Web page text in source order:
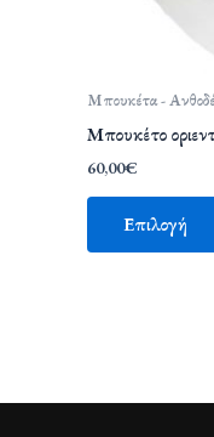
Μπουκέτα -
Μπουκέτο
60,00€
Επιλογή